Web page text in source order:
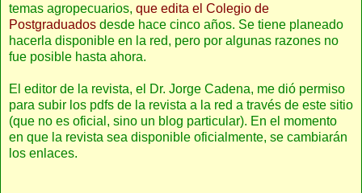
temas agropecuarios, que edita el Colegio de
Postgraduados desde hace cinco años. Se tiene planeado
hacerla disponible en la red, pero por algunas razones no
fue posible hasta ahora.
El editor de la revista, el Dr. Jorge Cadena, me dió permiso
para subir los pdfs de la revista a la red a través de este sitio
(que no es oficial, sino un blog particular). En el momento
en que la revista sea disponible oficialmente, se cambiarán
los enlaces.